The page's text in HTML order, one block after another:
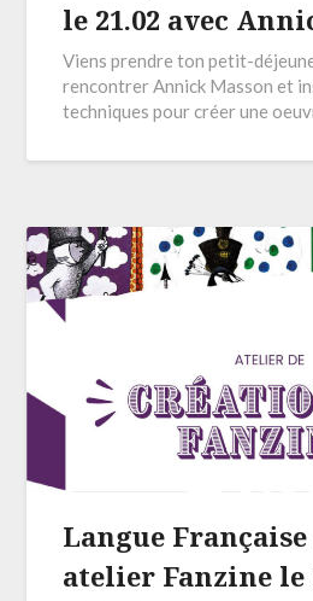
le 21.02 avec
Viens prendre ton petit-
rencontrer Annick Masson et
techniques pour créer une
Langue Française
atelier Fanzine le